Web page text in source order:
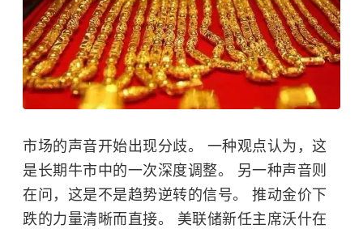
市场的声音开始出现分歧。 一种观点认为，这
是长期牛市中的一次深度调整。 另一种声音则
在问，这是不是趋势逆转的信号。 推动金价下
跌的力量清晰而直接。 美联储新任主席沃什在